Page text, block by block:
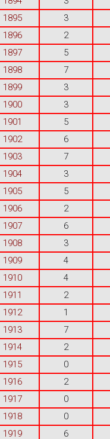
1895
3
1896
2
1897
5
1898
7
1899
3
1900
3
1901
5
1902
6
1903
7
1904
3
1905
5
1906
2
1907
6
1908
3
1909
4
1910
4
1911
2
1912
1
1913
7
1914
2
1915
0
1916
2
1917
0
1918
0
1919
6